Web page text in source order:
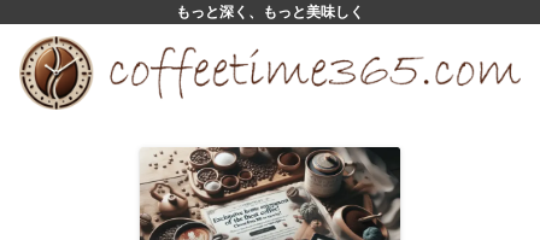
もっと深く、もっと美味しく